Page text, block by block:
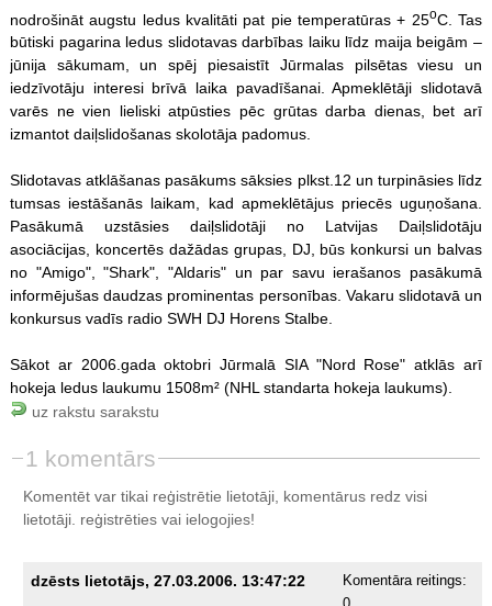
nodrošināt augstu ledus kvalitāti pat pie temperatūras + 25oC. Tas
būtiski pagarina ledus slidotavas darbības laiku līdz maija beigām –
jūnija sākumam, un spēj piesaistīt Jūrmalas pilsētas viesu un
iedzīvotāju interesi brīvā laika pavadīšanai. Apmeklētāji slidotavā
varēs ne vien lieliski atpūsties pēc grūtas darba dienas, bet arī
izmantot daiļslidošanas skolotāja padomus.
Slidotavas atklāšanas pasākums sāksies plkst.12 un turpināsies līdz
tumsas iestāšanās laikam, kad apmeklētājus priecēs uguņošana.
Pasākumā uzstāsies daiļslidotāji no Latvijas Daiļslidotāju
asociācijas, koncertēs dažādas grupas, DJ, būs konkursi un balvas
no "Amigo", "Shark", "Aldaris" un par savu ierašanos pasākumā
informējušas daudzas prominentas personības. Vakaru slidotavā un
konkursus vadīs radio SWH DJ Horens Stalbe.
Sākot ar 2006.gada oktobri Jūrmalā SIA "Nord Rose" atklās arī
hokeja ledus laukumu 1508m² (NHL standarta hokeja laukums).
uz rakstu sarakstu
1 komentārs
Komentēt var tikai reģistrētie lietotāji, komentārus redz visi
lietotāji. reģistrētiesvai ielogojies!
dzēsts lietotājs, 27.03.2006. 13:47:22
Komentāra reitings: